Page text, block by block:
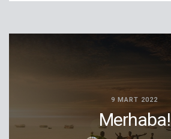
9 MART 2022
Merhaba!